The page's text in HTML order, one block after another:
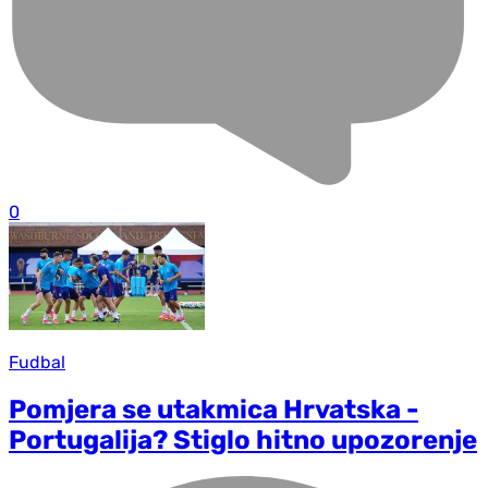
0
Fudbal
Pomjera se utakmica Hrvatska -
Portugalija? Stiglo hitno upozorenje